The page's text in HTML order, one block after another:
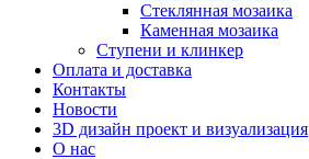
Стеклянная мозаика
Каменная мозаика
Ступени и клинкер
Оплата и доставка
Контакты
Новости
3D дизайн проект и визуализация
О нас